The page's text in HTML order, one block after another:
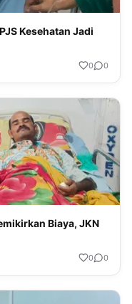
Kesehatan Jadi
0 0
Biaya, JKN
0 0